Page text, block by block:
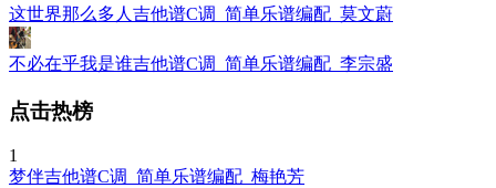
这世界那么多人吉他谱C调_简单乐谱编配_莫文蔚
不必在乎我是谁吉他谱C调_简单乐谱编配_李宗盛
点击热榜
1
梦伴吉他谱C调_简单乐谱编配_梅艳芳